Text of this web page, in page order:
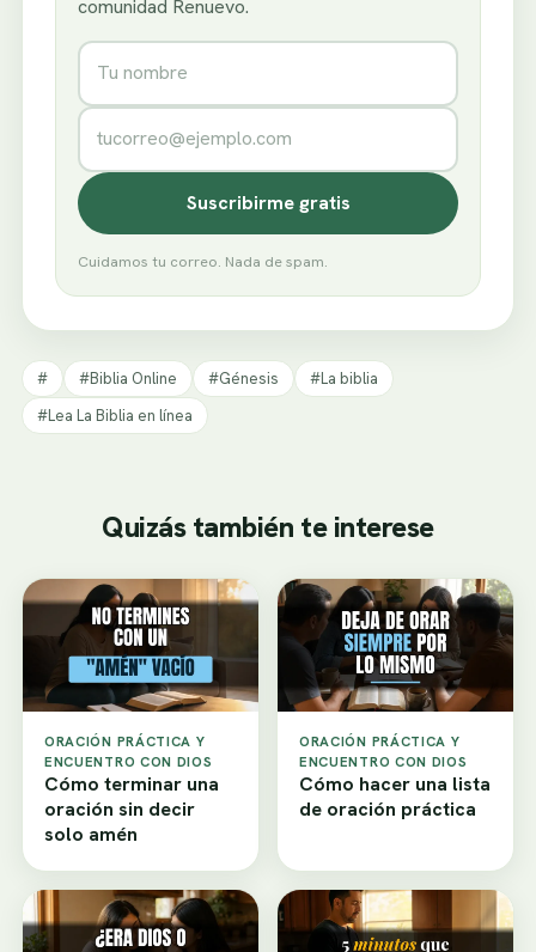
comunidad Renuevo.
Nombre
Correo electrónico
Suscribirme gratis
Cuidamos tu correo. Nada de spam.
# #Biblia Online #Génesis
#La biblia
#Lea La Biblia en línea
Quizás también te interese
ORACIÓN PRÁCTICA Y
ENCUENTRO CON DIOS
Cómo terminar una
oración sin decir
solo amén
ORACIÓN PRÁCTICA Y
ENCUENTRO CON DIOS
Cómo hacer una lista
de oración práctica